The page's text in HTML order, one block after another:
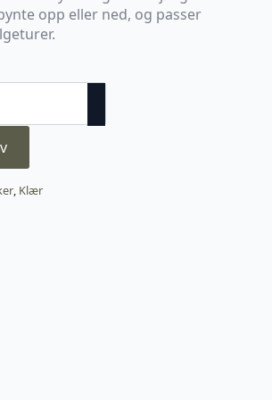
opp eller ned, og passer
, Klær